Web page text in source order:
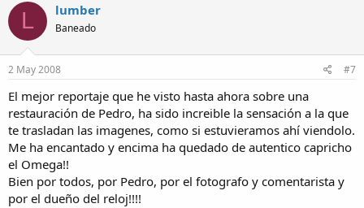
L lumber
Baneado
2 May 2008 #7
El mejor reportaje que he visto hasta ahora sobre una
restauración de Pedro, ha sido increible la sensación a la que
te trasladan las imagenes, como si estuvieramos ahí viendolo.
Me ha encantado y encima ha quedado de autentico capricho
el Omega!!
Bien por todos, por Pedro, por el fotografo y comentarista y
por el dueño del reloj!!!!